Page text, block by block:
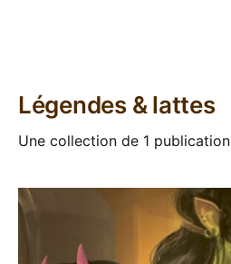
Légendes & lattes
Une collection de 1 publication